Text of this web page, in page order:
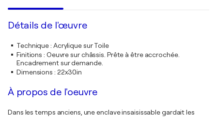
Détails de l'œuvre
Technique: Acrylique sur Toile
Finitions : Oeuvre sur châssis. Prête à être accrochée.
Encadrement sur demande.
Dimensions : 22x30in
À propos de l'oeuvre
Dans les temps anciens, une enclave insaisissable gardait les